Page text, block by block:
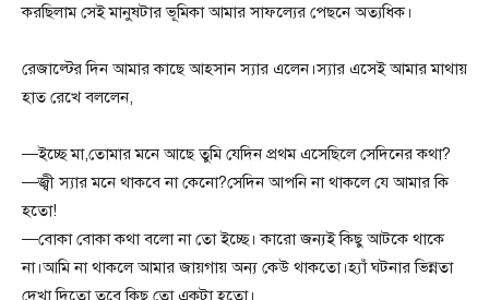
করছিলাম সেই মানুষটার ভূমিকা আমার সাফল্যের পেছনে অত্যধিক।
রেজাল্টের দিন আমার কাছে আহসান স্যার এলেন।স্যার এসেই আমার মাথায়
হাত রেখে বললেন,
—ইচ্ছে মা,তোমার মনে আছে তুমি যেদিন প্রথম এসেছিলে সেদিনের কথা?
—জ্বী স্যার মনে থাকবে না কেনো?সেদিন আপনি না থাকলে যে আমার কি
হতো!
—বোকা বোকা কথা বলো না তো ইচ্ছে। কারো জন্যই কিছু আটকে থাকে
না।আমি না থাকলে আমার জায়গায় অন্য কেউ থাকতো।হ্যাঁ ঘটনার ভিন্নতা
দেখা দিতো তবে কিছু তো একটা হতো।